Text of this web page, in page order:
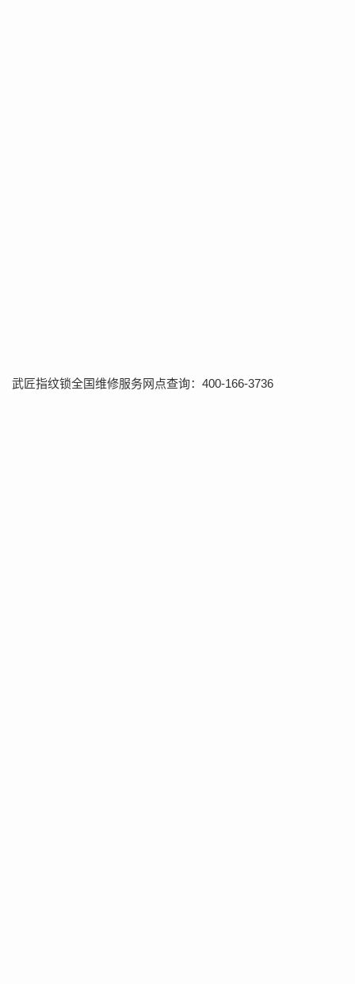
武匠指纹锁全国维修服务网点查询：400-166-3736